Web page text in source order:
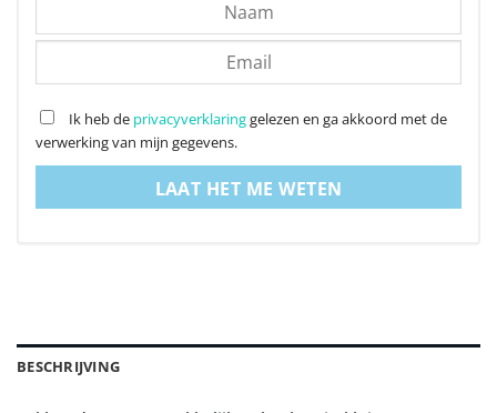
Ik heb de privacyverklaringgelezen en ga akkoord met de
verwerking van mijn gegevens.
LAAT HET ME WETEN
BESCHRIJVING